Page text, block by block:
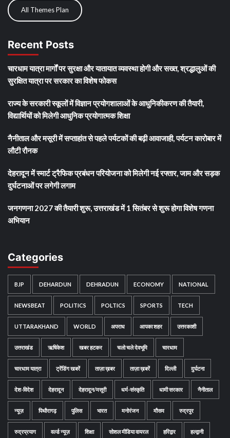
All Themes Plan
Recent Posts
चारधाम यात्रा मार्गों पर सुरक्षा और यातायात व्यवस्था होगी और सख्त, श्रद्धालुओं की
सुरक्षित यात्रा पर सरकार का विशेष फोकस
राज्य के सरकारी स्कूलों में विज्ञान प्रयोगशालाओं के आधुनिकीकरण की तैयारी,
विद्यार्थियों को मिलेगी आधुनिक प्रयोगात्मक शिक्षा
नैनीताल और मसूरी में सप्ताहांत से पहले पर्यटकों की बढ़ी आवाजाही, पर्यटन कारोबार में
लौटी रौनक
देहरादून में स्मार्ट ट्रैफिक प्रबंधन परियोजना को मिलेगी नई रफ्तार, जाम और सड़क
दुर्घटनाओं पर लगेगी लगाम
जनगणना 2027 की तैयारी शुरू, उत्तराखंड में 1 सितंबर से शुरू होगा विशेष गणना
अभियान
Categories
BJP DEHARDUN DEHRADUN ECONOMY NATIONAL
NEWSBEAT POLITICS POLTICS SPORTS TECH
UTTARAKHAND WORLD अपराध आपका शहर उत्तरकाशी
उत्तराखंड ऋषिकेश खबर हटकर चलो चले देवभूमि चारधाम
चारधाम यात्रा ट्रेंडिंग खबरें ताज़ा ख़बर ताज़ा ख़बरें दिल्ली दुर्घटना
देश-विदेश देहरादून देहरादून/मसूरी धर्म-संस्कृति धामी सरकार नैनीताल
न्यूज़ पिथौरागढ़ पुलिस भारत मनोरंजन मौसम रुद्रपुर
रुद्रप्रयाग वर्ल्ड न्यूज़ शिक्षा सोशल मीडिया वायरल हरिद्वार हल्द्वानी